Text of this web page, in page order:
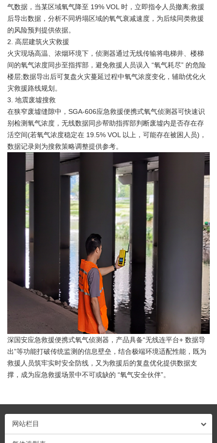
气数据，当某区域氧气降至 19% VOL 时，立即指令人员撤离;救援
后导出数据，分析不同坍塌区域的氧气衰减速度，为后续同类救援
的风险预判提供依据。
2. 高层建筑火灾救援
火灾现场高温、浓烟环境下，侦测器通过无线传输将电梯井、楼梯
间的氧气浓度同步至指挥部，避免救援人员误入 “氧气耗尽” 的危险
楼层;数据导出后可复盘火灾蔓延过程中氧气浓度变化，辅助优化火
灾救援路线规划。
3. 地震废墟搜救
在狭窄废墟缝隙中，SGA-606应急救援便携式氧气侦测器可快速识
别检测氧气浓度，无线数据同步帮助指挥部判断废墟内是否存在存
活空间(若氧气浓度稳定在 19.5% VOL 以上，可能存在被困人员)，
数据记录则为搜救策略调整提供参考。
深国安应急救援便携式氧气侦测器，产品具备“无线连平台+ 数据导
出”等功能打破传统监测的信息壁垒，结合极端环境适配性能，既为
救援人员筑牢实时安全防线，又为救援后的复盘优化提供数据支
撑，成为应急救援场景中不可或缺的 “氧气安全伙伴”。
网站栏目